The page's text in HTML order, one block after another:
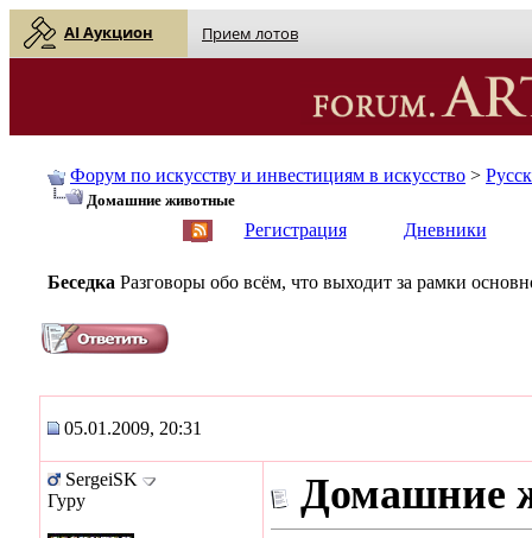
AI Аукцион Прием лотов
Форум по искусству и инвестициям в искусство >
Домашние животные
Регистрация Дневники
Беседка Разговоры обо всём, что выходит за рамки
05.01.2009, 20:31
SergeiSK
Гуру
Домашние